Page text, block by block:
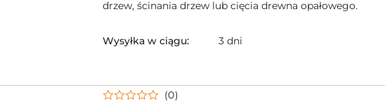
drzew, ścinania drzew lub cięcia drewna opałowego.
Wysyłka w ciągu: 3 dni
(0)